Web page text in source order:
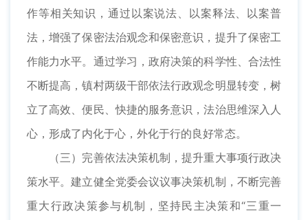
作等相关知识，通过以案说法、以案释法、以案普
法，增强了保密法治观念和保密意识，提升了保密工
作能力水平。通过学习，政府决策的科学性、合法性
不断提高，镇村两级干部依法行政观念明显转变，树
立了高效、便民、快捷的服务意识，法治思维深入人
心，形成了内化于心，外化于行的良好常态。
（三）完善依法决策机制，提升重大事项行政决
策水平。建立健全党委会议议事决策机制，不断完善
重大行政决策参与机制，坚持民主决策和“三重一